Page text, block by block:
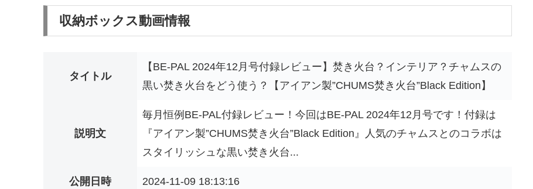
収納ボックス動画情報
タイトル
【BE-PAL 2024年12月号付録レビュー】焚き火台？インテリア？チャムスの
黒い焚き火台をどう使う？【アイアン製”CHUMS焚き火台”Black Edition】
説明文
毎月恒例BE-PAL付録レビュー！今回はBE-PAL 2024年12月号です！付録は
『アイアン製”CHUMS焚き火台”Black Edition』人気のチャムスとのコラボは
スタイリッシュな黒い焚き火台...
公開日時 2024-11-09 18:13:16